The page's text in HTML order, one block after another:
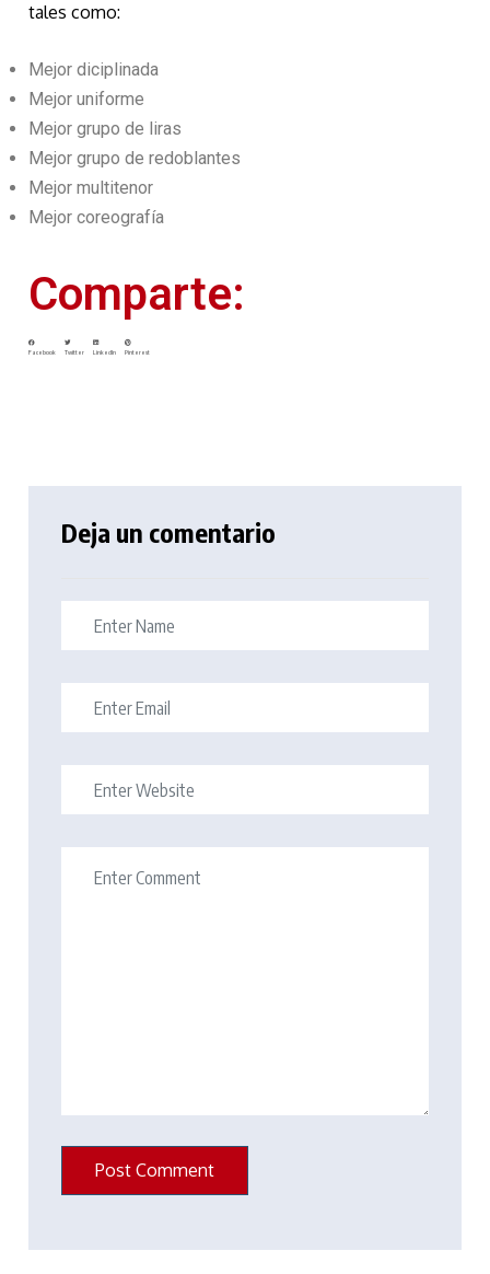
tales como:
Mejor diciplinada
Mejor uniforme
Mejor grupo de liras
Mejor grupo de redoblantes
Mejor multitenor
Mejor coreografía
Comparte:
Facebook Twitter LinkedIn Pinterest
Deja un comentario